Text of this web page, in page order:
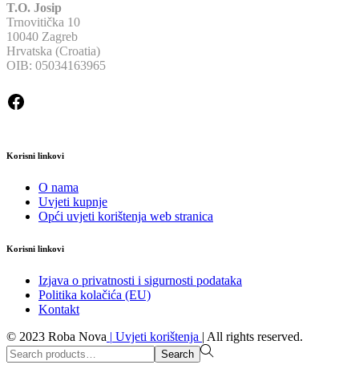
T.O. Josip
Trnovitička 10
10040 Zagreb
Hrvatska (Croatia)
OIB: 05034163965
Facebook
Korisni linkovi
O nama
Uvjeti kupnje
Opći uvjeti korištenja web stranica
Korisni linkovi
Izjava o privatnosti i sigurnosti podataka
Politika kolačića (EU)
Kontakt
© 2023 Roba Nova | Uvjeti korištenja | All rights reserved.
Search
for:>
Search